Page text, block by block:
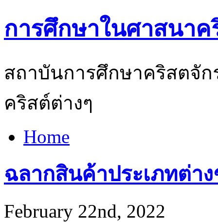
การศึกษาในศาสนาค
สถาบันการศึกษาคริสตจัก
คริสต์ต่างๆ
Home
ฉลากสินค้าประเภทต่าง
February 22nd, 2022